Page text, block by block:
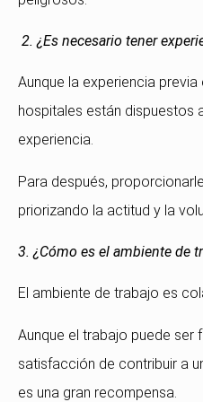
2. ¿Es necesario tener
Aunque la experiencia
hospitales están dispuestos
experiencia.
Para después,
priorizando la actitud y la
3. ¿Cómo es el ambiente de
El ambiente de trabajo es
Aunque el trabajo puede ser
satisfacción de contribuir a
es una gran recompensa.